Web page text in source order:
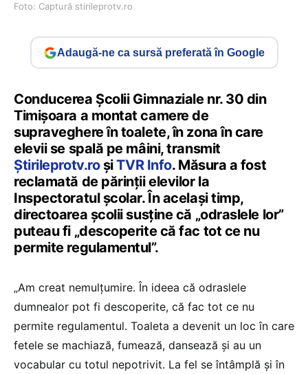
Foto: Captură stirileprotv.ro
Adaugă-ne ca sursă preferată în Google
Conducerea Școlii Gimnaziale nr. 30 din
Timișoara a montat camere de
supraveghere în toalete, în zona în care
elevii se spală pe mâini, transmit
Știrileprotv.roșiTVR Info. Măsura a fost
reclamată de părinții elevilor la
Inspectoratul școlar. În același timp,
directoarea școlii susține că „odraslele lor”
puteau fi „descoperite că fac tot ce nu
permite regulamentul”.
„Am creat nemulțumire. În ideea că odraslele
dumnealor pot fi descoperite, că fac tot ce nu
permite regulamentul. Toaleta a devenit un loc în care
fetele se machiază, fumează, dansează și au un
vocabular cu totul nepotrivit. La fel se întâmplă și în